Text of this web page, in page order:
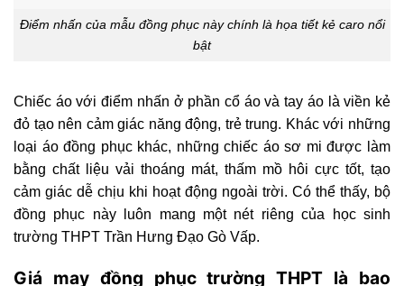
Điểm nhấn của mẫu đồng phục này chính là họa tiết kẻ caro nổi
bật
Chiếc áo với điểm nhấn ở phần cổ áo và tay áo là viền kẻ
đỏ tạo nên cảm giác năng động, trẻ trung. Khác với những
loại áo đồng phục khác, những chiếc áo sơ mi được làm
bằng chất liệu vải thoáng mát, thấm mồ hôi cực tốt, tạo
cảm giác dễ chịu khi hoạt động ngoài trời. Có thể thấy, bộ
đồng phục này luôn mang một nét riêng của học sinh
trường THPT Trần Hưng Đạo Gò Vấp.
Giá may đồng phục trường THPT là bao